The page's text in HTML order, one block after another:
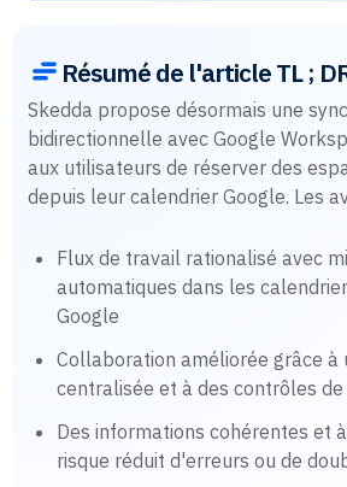
Résumé de l'article TL ;
Skedda propose désormais une
bidirectionnelle avec Google
aux utilisateurs de réserver des
depuis leur calendrier Google. Les
Flux de travail rationalisé avec
automatiques dans les
Google
Collaboration améliorée grâce à
centralisée et à des contrôles
Des informations cohérentes et
risque réduit d'erreurs ou de